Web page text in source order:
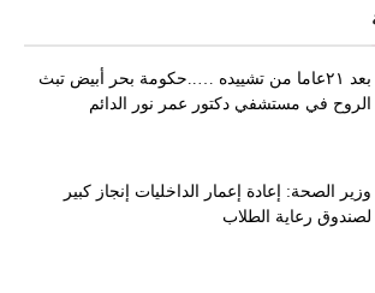
بعد ٢١عاما من تشييده …..حكومة بحر أبيض تبث
الروح في مستشفي دكتور عمر نور الدائم
وزير الصحة: إعادة إعمار الداخليات إنجاز كبير
لصندوق رعاية الطلاب